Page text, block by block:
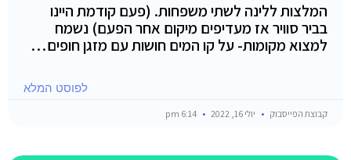
המלצות ללינה לשתי משפחות. (פעם קודמת היינו
בביר סוויר אז מעדיפים מיקום אחר הפעם) נשמח
למצוא מקומות- על קו המים חושות עם מזגן חופים…
לפוסט המלא
קבוצת הפייסבוק יולי 16, 2022